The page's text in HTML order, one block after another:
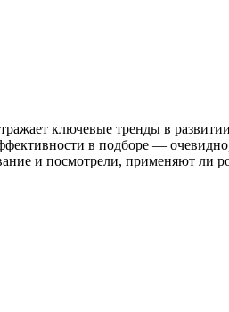
ключевые тренды в
в подборе —
и посмотрели, применяют ли